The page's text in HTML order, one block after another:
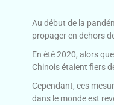
Au début de la
propager en dehors
En été 2020, alors
Chinois étaient fiers
Cependant, ces
dans le monde est